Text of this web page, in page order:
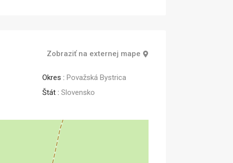
Zobraziť na externej mape
Okres : Považská Bystrica
Štát : Slovensko